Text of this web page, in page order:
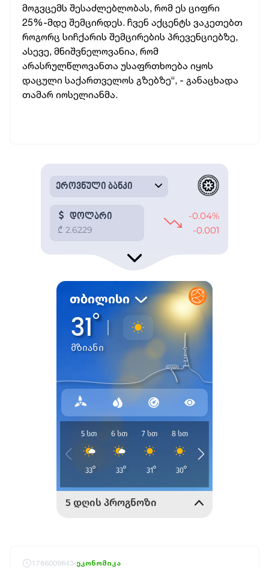
მოგვცემს შესაძლებლობას, რომ ეს ციფრი
25%-მდე შემცირდეს. ჩვენ აქცენტს ვაკეთებთ
როგორც სიჩქარის შემცირების პრევენციებზე,
ასევე, მნიშვნელოვანია, რომ
არასრულწლოვანთა უსაფრთხოება იყოს
დაცული საქართველოს გზებზე“, - განაცხადა
თამარ იოსელიანმა.
1786009843 ეკონომიკა